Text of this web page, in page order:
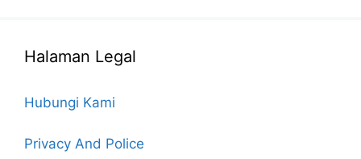
Halaman Legal
Hubungi Kami
Privacy And Police